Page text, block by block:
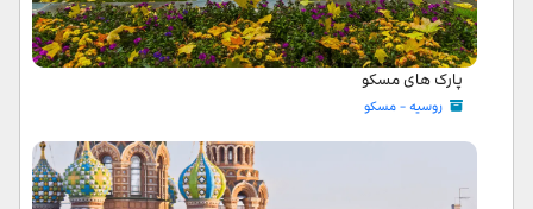
پارک های مسکو
روسیه - مسکو